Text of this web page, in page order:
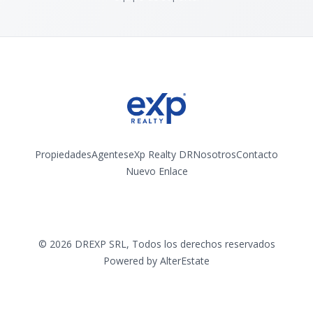
PropiedadesAgenteseXp Realty DRNosotrosContacto
Nuevo Enlace
© 2026 DREXP SRL, Todos los derechos reservados
Powered by AlterEstate